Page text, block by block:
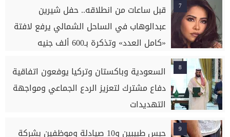
7
قبل ساعات من انطلاقه.. حفل شيرين
عبدالوهاب في الساحل الشمالي يرفع لافتة
«كامل العدد» وتذكرة بـ600 ألف جنيه
8
السعودية وباكستان وتركيا يوفعون اتفاقية
دفاع مشترك لتعزيز الردع الجماعي ومواجهة
التهديدات
9 حبس طبيبين و10 صيادلة وموظفين بشركة